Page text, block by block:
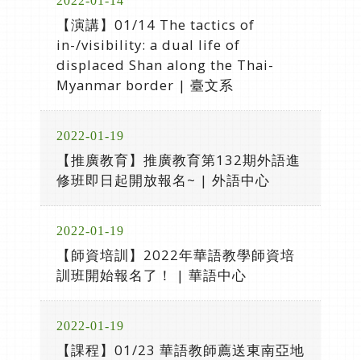
【演講】01/14 The tactics of
in-/visibility: a dual life of
displaced Shan along the Thai-
Myanmar border | 臺文系
2022-01-19
【推廣教育】推廣教育第132期外語進
修班即日起開放報名~ | 外語中心
2022-01-19
【師資培訓】2022年華語教學師資培
訓班開始報名了！ | 華語中心
2022-01-19
【課程】01/23 華語教師薦送東南亞地